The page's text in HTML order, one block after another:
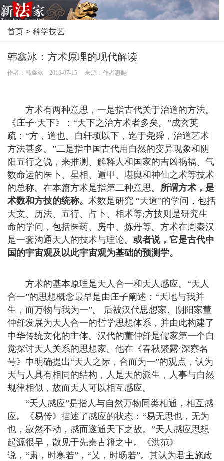
首页 > 科学技艺
韩鑫冰：方术原理的现代解读
作者：韩鑫冰 2016-07-15 来源：作者惠賜
方术有两种意思，一是指古代关于治道的方法。
《庄子·天下》：“天下之治方术者多矣。”成玄英
疏：“方，道也。自轩顼以下，迄于尧舜，治道艺术
方法甚多。”二是指中国古代用自然的变异现象和阴
阳五行之说，来推测、解释人和国家的吉凶祸福、气
数命运的医卜、星相、遁甲、堪舆和神仙之术等技术
的总称。在本篇方术是指第二种意思。 所谓方术，是
术数和方技的统称。 术数是研究 “天道”的学问，包括
天文、历法、五行、占卜、相术等;方技则是研究生
命的学问，包括医药、房中、炼丹等。方术在周秦汉
是一套沟通天人的技术与理论。 或者说，它是古代中
国的宇宙观及以此宇宙观为基础的预测学。
方术的基本原理是天人合一和天人感应。“天人
合一”的思想概念最早是由庄子阐述：“天地与我并
生，而万物与我为一”。 后被汉代思想家、阴阳家董
仲舒发展为天人合一的哲学思想体系，并由此构建了
中华传统文化的主体。汉代的董仲舒是儒家第一个自
觉探讨天人关系的思想家。他在《春秋繁露·深察名
号》中明确提出“天人之际，合而为一”的观点，认为
天与人具有相同的结构，人是天的派生，人事与自然
规律相似，故而天人可以相互感应。
“天人感应”是指人与自然万物同类相通，相互感
应。《易传》描述了感应的状态：“易无思也，无为
也，寂然不动，感而遂通天下之故。”天人感应思想
起源很早，散见于先秦古籍之中。《洪范》
说，“肃，时寒若”，“乂，时旸若”。其认为君主施政